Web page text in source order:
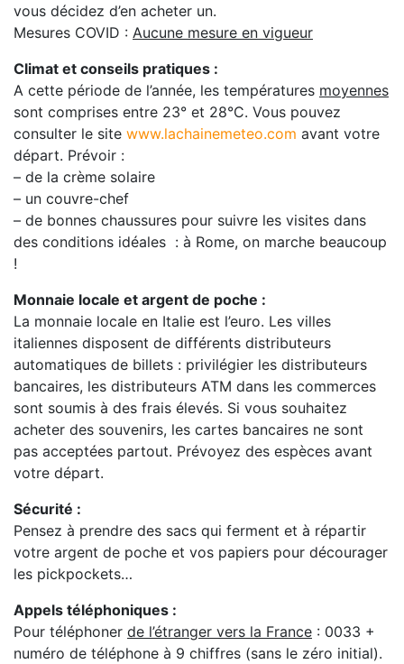
vous décidez d’en acheter un.
Mesures COVID : Aucune mesure en vigueur
Climat et conseils pratiques :
A cette période de l’année, les températures moyennes
sont comprises entre 23° et 28°C. Vous pouvez
consulter le site www.lachainemeteo.com avant votre
départ. Prévoir :
– de la crème solaire
– un couvre-chef
– de bonnes chaussures pour suivre les visites dans
des conditions idéales : à Rome, on marche beaucoup
!
Monnaie locale et argent de poche :
La monnaie locale en Italie est l’euro. Les villes
italiennes disposent de différents distributeurs
automatiques de billets : privilégier les distributeurs
bancaires, les distributeurs ATM dans les commerces
sont soumis à des frais élevés. Si vous souhaitez
acheter des souvenirs, les cartes bancaires ne sont
pas acceptées partout. Prévoyez des espèces avant
votre départ.
Sécurité :
Pensez à prendre des sacs qui ferment et à répartir
votre argent de poche et vos papiers pour décourager
les pickpockets…
Appels téléphoniques :
Pour téléphoner de l’étranger vers la France : 0033 +
numéro de téléphone à 9 chiffres (sans le zéro initial).